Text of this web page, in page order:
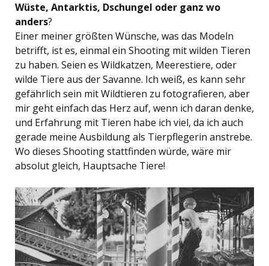
Wüste, Antarktis, Dschungel oder ganz wo
anders?
Einer meiner größten Wünsche, was das Modeln
betrifft, ist es, einmal ein Shooting mit wilden Tieren
zu haben. Seien es Wildkatzen, Meerestiere, oder
wilde Tiere aus der Savanne. Ich weiß, es kann sehr
gefährlich sein mit Wildtieren zu fotografieren, aber
mir geht einfach das Herz auf, wenn ich daran denke,
und Erfahrung mit Tieren habe ich viel, da ich auch
gerade meine Ausbildung als Tierpflegerin anstrebe.
Wo dieses Shooting stattfinden würde, wäre mir
absolut gleich, Hauptsache Tiere!